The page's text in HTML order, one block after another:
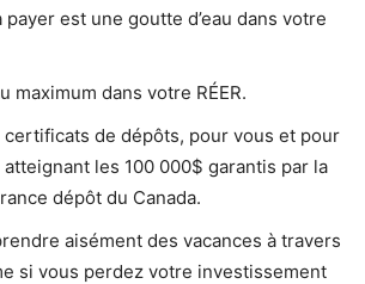
payer est une goutte d’eau dans votre
maximum dans votre RÉER.
certificats de dépôts, pour vous et pour
les 100 000$ garantis par la
dépôt du Canada.
aisément des vacances à travers
si vous perdez votre investissement